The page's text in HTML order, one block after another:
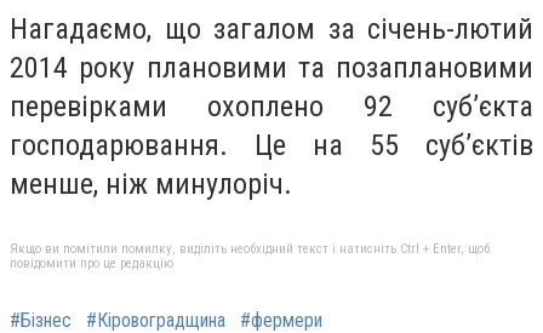
Нагадаємо, що загалом за січень-лютий
2014 року плановими та позаплановими
перевірками охоплено 92 суб’єкта
господарювання. Це на 55 суб’єктів
менше, ніж минулоріч.
Якщо ви помітили помилку, виділіть необхідний текст і натисніть Ctrl + Enter, щоб
повідомити про це редакцію
#Бізнес #Кіровоградщина #фермери